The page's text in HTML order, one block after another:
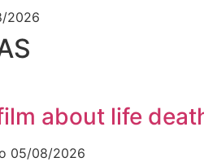
2026
about life
05/08/2026